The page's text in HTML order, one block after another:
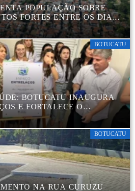
POPULAÇÃO SOBRE
FORTES ENTRE OS DIAS 6
BOTUCATU
BOTUCATU INAUGURA
E FORTALECE O
COM CRIANÇAS E
BOTUCATU
NA RUA CURUZU